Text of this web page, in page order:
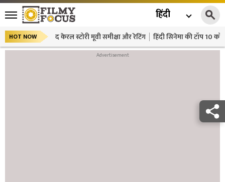
हिंदी
HOT NOW द केरल स्टोरी मूवी समीक्षा और रेटिंग हिंदी सिनेमा की टॉप 10